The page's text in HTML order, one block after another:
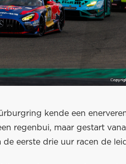
kende een
regenbui, maar gestart
eerste drie uur racen de